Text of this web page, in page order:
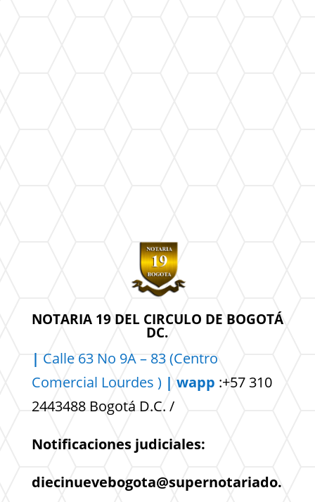
NOTARIA 19 DEL CIRCULO DE BOGOTÁ
DC.
| Calle 63 No 9A – 83 (Centro
Comercial Lourdes ) | wapp :+57 310
2443488 Bogotá D.C. /
Notificaciones judiciales:
diecinuevebogota@supernotariado.